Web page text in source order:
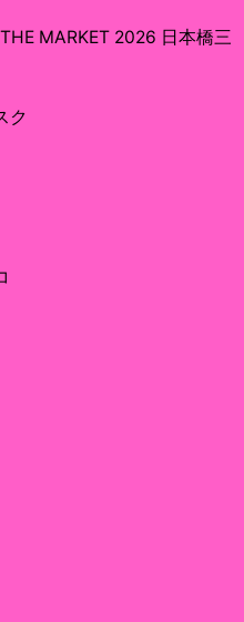
MARKET 2026 日本橋三
ク